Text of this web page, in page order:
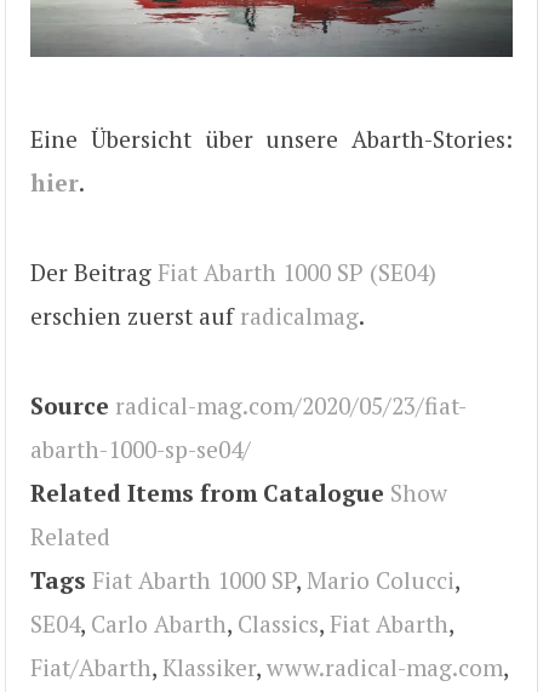
Eine Übersicht über unsere Abarth-Stories:
hier.
Der Beitrag Fiat Abarth 1000 SP (SE04)
erschien zuerst auf radicalmag.
Source radical-mag.com/2020/05/23/fiat-
abarth-1000-sp-se04/
Related Items from Catalogue Show
Related
Tags Fiat Abarth 1000 SP, Mario Colucci,
SE04, Carlo Abarth, Classics, Fiat Abarth,
Fiat/Abarth, Klassiker, www.radical-mag.com,